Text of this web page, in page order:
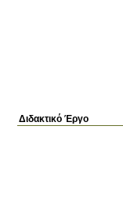
Διδακτικό Έργο